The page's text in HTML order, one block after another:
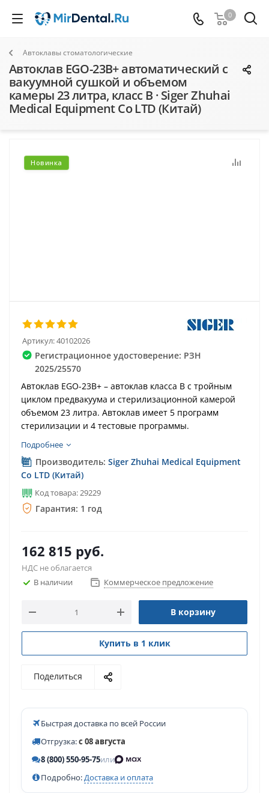
0
Автоклавы стоматологические
Автоклав EGO-23B+ автоматический с
вакуумной сушкой и объемом
камеры 23 литра, класс B · Siger Zhuhai
Medical Equipment Co LTD (Китай)
Новинка
Артикул:40102026
Регистрационное удостоверение: РЗН
2025/25570
Автоклав EGO-23B+ – автоклав класса B с тройным
циклом предвакуума и стерилизационной камерой
объемом 23 литра. Автоклав имеет 5 программ
стерилизации и 4 тестовые программы.
Подробнее
Производитель: Siger Zhuhai Medical Equipment
Co LTD (Китай)
Код товара: 29229
Гарантия: 1 год
162 815 руб.
НДС не облагается
В наличии
Коммерческое предложение
В корзину
Купить в 1 клик
Поделиться
Быстрая доставка по всей России
Отгрузка:с 08 августа
8 (800) 550-95-75или
Подробно:Доставка и оплата